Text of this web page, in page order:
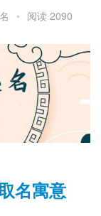
• 阅读 2090
名寓意